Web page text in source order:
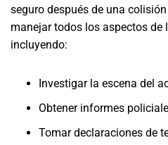
seguro después de una
manejar todos los aspectos de
incluyendo:
Investigar la escena del
Obtener informes
Tomar declaraciones de